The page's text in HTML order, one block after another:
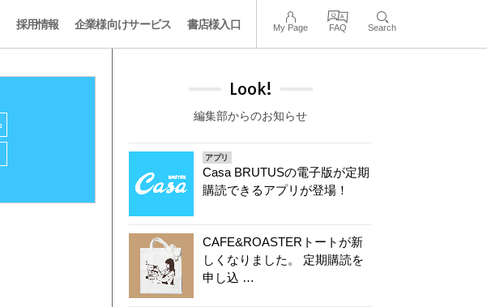
採用情報 企業様向けサービス 書店様入口 My Page FAQ Search
Look!
編集部からのお知らせ
アプリ
Casa BRUTUSの電子版が定期
購読できるアプリが登場！
CAFE&ROASTERトートが新
しくなりました。 定期購読を
申し込 …